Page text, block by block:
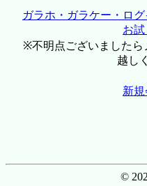
ガラホ・ガラケー・ロ
お
※不明点ございましたら
越し
新
©